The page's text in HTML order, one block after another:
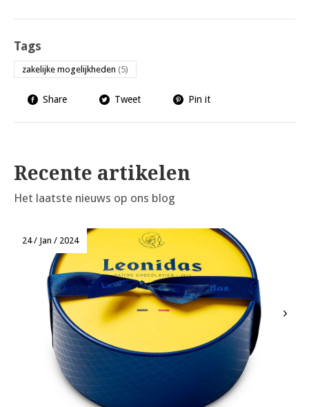
Tags
zakelijke mogelijkheden (5)
Share Tweet Pin it
Recente artikelen
Het laatste nieuws op ons blog
24 / Jan / 2024